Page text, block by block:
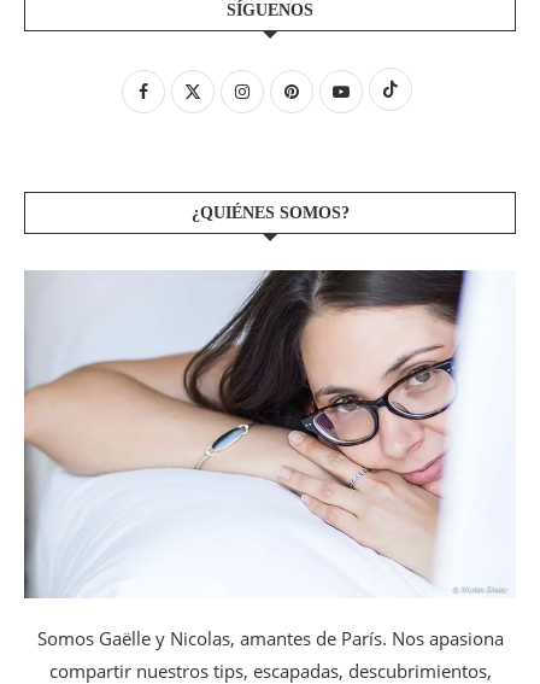
SÍGUENOS
¿QUIÉNES SOMOS?
Somos Gaëlle y Nicolas, amantes de París. Nos apasiona
compartir nuestros tips, escapadas, descubrimientos,